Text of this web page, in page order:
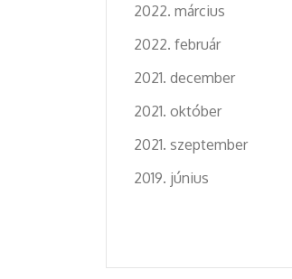
2022. március
2022. február
2021. december
2021. október
2021. szeptember
2019. június